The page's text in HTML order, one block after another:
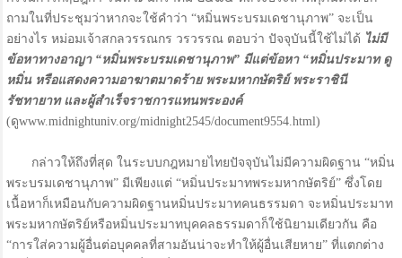
ถามในที่ประชุมว่าหากจะใช้คำว่า “หมิ่นพระบรมเดชานุภาพ” จะเป็น
อย่างไร หม่อมเจ้าสกลวรรณกร วรวรรณ ตอบว่า ปัจจุบันนี้ใช้ไม่ได้ ไม่มี
ข้อหาทางอาญา “หมิ่นพระบรมเดชานุภาพ” มีแต่ข้อหา “หมิ่นประมาท ดู
หมิ่น หรือแสดงความอาฆาตมาดร้าย พระมหากษัตริย์ พระราชินี
รัชทายาท และผู้สำเร็จราชการแทนพระองค์
(ดูwww.midnightuniv.org/midnight2545/document9554.html)
กล่าวให้ถึงที่สุด ในระบบกฎหมายไทยปัจจุบันไม่มีความผิดฐาน “หมิ่น
พระบรมเดชานุภาพ” มีเพียงแต่ “หมิ่นประมาทพระมหากษัตริย์” ซึ่งโดย
เนื้อหาก็เหมือนกับความผิดฐานหมิ่นประมาทคนธรรมดา จะหมิ่นประมาท
พระมหากษัตริย์หรือหมิ่นประมาทบุคคลธรรมดาก็ใช้นิยามเดียวกัน คือ
“การใส่ความผู้อื่นต่อบุคคลที่สามอันน่าจะทำให้ผู้อื่นเสียหาย” ที่แตกต่าง